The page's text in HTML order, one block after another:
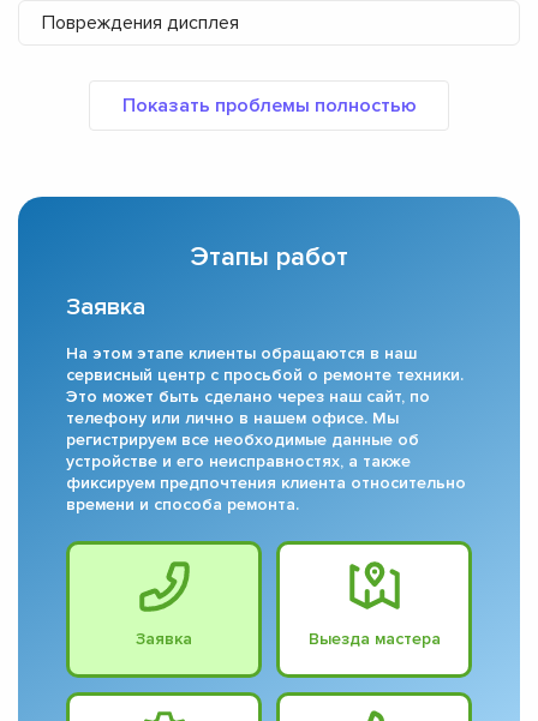
Повреждения дисплея
Этапы работ
Заявка
На этом этапе клиенты обращаются в наш
сервисный центр с просьбой о ремонте техники.
Это может быть сделано через наш сайт, по
телефону или лично в нашем офисе. Мы
регистрируем все необходимые данные об
устройстве и его неисправностях, а также
фиксируем предпочтения клиента относительно
времени и способа ремонта.
Заявка Выезда мастера